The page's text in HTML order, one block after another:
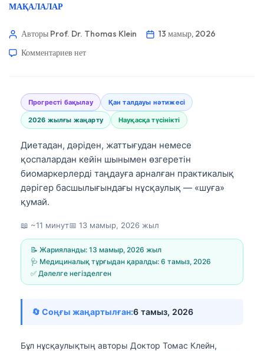
МАҚАЛАЛАР
Авторы Prof. Dr. Thomas Klein
13 мамыр, 2026
Комментариев нет
Прогресті бақылау Қан талдауы нәтижесі
2026 жылғы жаңарту Науқасқа түсінікті
Диетадан, дәріден, жаттығудан немесе
қоспалардан кейін шынымен өзгеретін
биомаркерлерді таңдауға арналған практикалық
дәрігер басшылығындағы нұсқаулық — «шуға»
қумай.
📖 ~11 минут📅 13 мамыр, 2026 жыл
📝 Жарияланды: 13 мамыр, 2026 жыл
🩺 Медициналық тұрғыдан қаралды: 6 тамыз, 2026
✅ Дәлелге негізделген
🔄 Соңғы жаңартылған:6 тамыз, 2026
Бұл нұсқаулықтың авторы Доктор Томас Клейн,